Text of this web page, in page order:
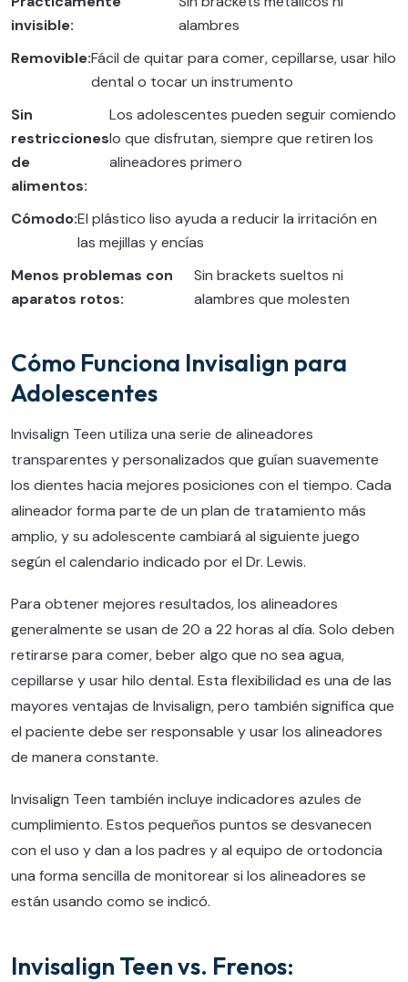
invisible:
alambres
Removible:Fácil de quitar para comer, cepillarse, usar hilo
dental o tocar un instrumento
Sin
restricciones
de
alimentos:
Los adolescentes pueden seguir comiendo
lo que disfrutan, siempre que retiren los
alineadores primero
Cómodo:El plástico liso ayuda a reducir la irritación en
las mejillas y encías
Menos problemas con
aparatos rotos:
Sin brackets sueltos ni
alambres que molesten
Cómo Funciona Invisalign para
Adolescentes
Invisalign Teen utiliza una serie de alineadores
transparentes y personalizados que guían suavemente
los dientes hacia mejores posiciones con el tiempo. Cada
alineador forma parte de un plan de tratamiento más
amplio, y su adolescente cambiará al siguiente juego
según el calendario indicado por el Dr. Lewis.
Para obtener mejores resultados, los alineadores
generalmente se usan de 20 a 22 horas al día. Solo deben
retirarse para comer, beber algo que no sea agua,
cepillarse y usar hilo dental. Esta flexibilidad es una de las
mayores ventajas de Invisalign, pero también significa que
el paciente debe ser responsable y usar los alineadores
de manera constante.
Invisalign Teen también incluye indicadores azules de
cumplimiento. Estos pequeños puntos se desvanecen
con el uso y dan a los padres y al equipo de ortodoncia
una forma sencilla de monitorear si los alineadores se
están usando como se indicó.
Invisalign Teen vs. Frenos: